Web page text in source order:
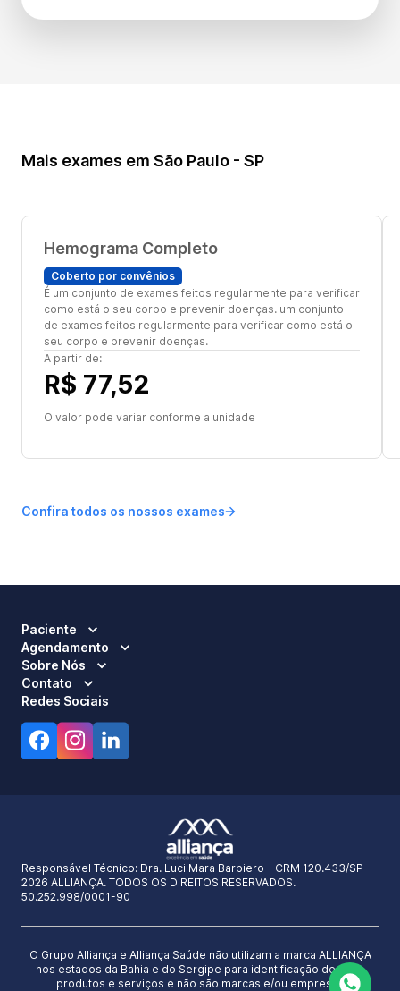
Mais exames em São Paulo - SP
Hemograma Completo
Coberto por convênios
É um conjunto de exames feitos regularmente para verificar
como está o seu corpo e prevenir doenças. um conjunto
de exames feitos regularmente para verificar como está o
seu corpo e prevenir doenças.
A partir de:
R$ 77,52
O valor pode variar conforme a unidade
Confira todos os nossos exames
Paciente
Agendamento
Sobre Nós
Contato
Redes Sociais
Responsável Técnico: Dra. Luci Mara Barbiero – CRM 120.433/SP
2026 ALLIANÇA. TODOS OS DIREITOS RESERVADOS.
50.252.998/0001-90
O Grupo Alliança e Alliança Saúde não utilizam a marca ALLIANÇA
nos estados da Bahia e do Sergipe para identificação de seus
produtos e serviços e não são marcas e/ou empresas